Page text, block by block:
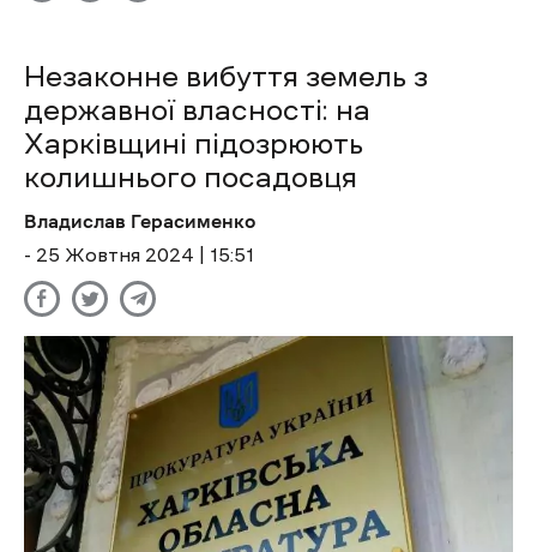
Незаконне вибуття земель з
державної власності: на
Харківщині підозрюють
колишнього посадовця
Владислав Герасименко
- 25 Жовтня 2024 | 15:51